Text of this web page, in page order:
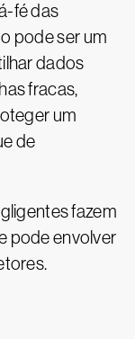
fé das
pode ser um
dados
fracas,
um
de
fazem
pode envolver